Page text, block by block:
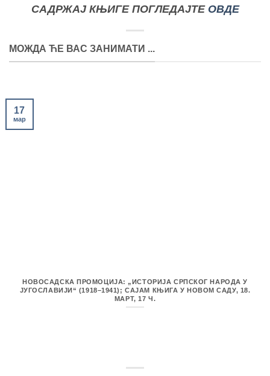
САДРЖАЈ КЊИГЕ ПОГЛЕДАЈТЕ ОВДЕ
МОЖДА ЋЕ ВАС ЗАНИМАТИ ...
НОВОСАДСКА ПРОМОЦИЈА: „ИСТОРИЈА СРПСКОГ НАРОДА У
ЈУГОСЛАВИЈИ“ (1918–1941); САЈАМ КЊИГА У НОВОМ САДУ, 18.
МАРТ, 17 Ч.
17
мар